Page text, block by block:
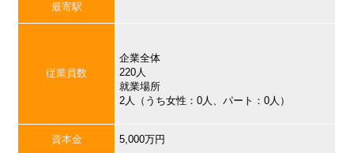
最寄駅
従業員数
企業全体
220人
就業場所
2人（うち女性：0人、パート：0人）
資本金 5,000万円